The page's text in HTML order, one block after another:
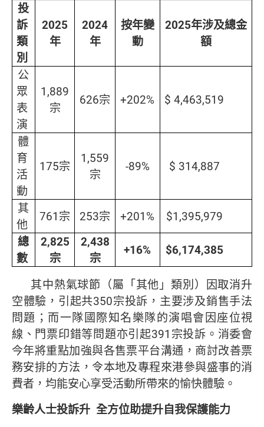
投
訴
類
別
2025
年
2024
年
按年變
動
2025年涉及總金
額
公
眾
表
演
1,889
宗
626宗 +202% $ 4,463,519
體
育
活
動
175宗
1,559
宗
-89% $ 314,887
其
他
761宗 253宗 +201%
$1,395,979
總
數
2,825
宗
2,438
宗
+16% $6,174,385
其中熱氣球節（屬「其他」類別）因取消升
空體驗，引起共350宗投訴，主要涉及銷售手法
問題；而一隊國際知名樂隊的演唱會因座位視
線、門票印錯等問題亦引起391宗投訴。消委會
今年將重點加強與各售票平台溝通，商討改善票
務安排的方法，令本地及專程來港參與盛事的消
費者，均能安心享受活動所帶來的愉快體驗。
樂齡人士投訴升 全方位助提升自我保護能力